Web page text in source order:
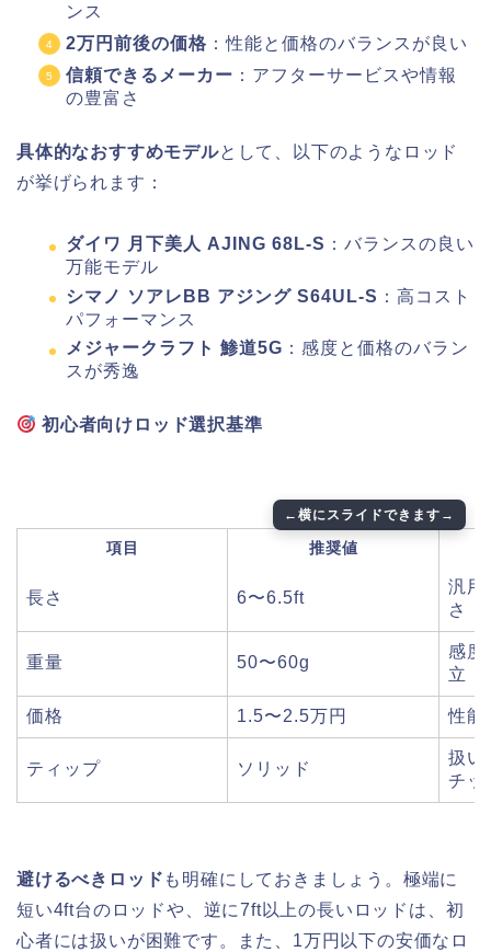
ンス
2万円前後の価格 ：性能と価格のバランスが良い
信頼できるメーカー ：アフターサービスや情報
の豊富さ
具体的なおすすめモデルとして、以下のようなロッド
が挙げられます：
ダイワ 月下美人 AJING 68L-S ：バランスの良い
万能モデル
シマノ ソアレBB アジング S64UL-S ：高コスト
パフォーマンス
メジャークラフト 鯵道5G ：感度と価格のバラン
スが秀逸
初心者向けロッド選択基準
項目 推奨値
長さ 6〜6.5ft
汎用
さ
重量 50〜60g
感度
立
価格 1.5〜2.5万円 性能
ティップ ソリッド
扱い
チッ
避けるべきロッド も明確にしておきましょう。極端に
短い4ft台のロッドや、逆に7ft以上の長いロッドは、初
心者には扱いが困難です。また、1万円以下の安価なロ